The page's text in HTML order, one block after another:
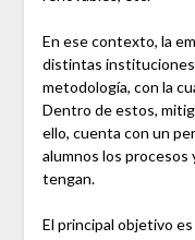
En ese contexto, la
distintas instituciones
metodología, con la
Dentro de estos,
ello, cuenta con un
alumnos los procesos
tengan.
El principal objetivo